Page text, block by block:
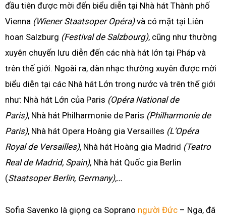
đầu tiên được mời đến biểu diễn tại Nhà hát Thành phố
Vienna (Wiener Staatsoper Opéra)và có mặt tại Liên
hoan Salzburg (Festival de Salzbourg), cũng như thường
xuyên chuyến lưu diễn đến các nhà hát lớn tại Pháp và
trên thế giới. Ngoài ra, dàn nhạc thường xuyên được mời
biểu diễn tại các Nhà hát Lớn trong nước và trên thế giới
như: Nhà hát Lớn của Paris (Opéra National de
Paris), Nhà hát Philharmonie de Paris (Philharmonie de
Paris), Nhà hát Opera Hoàng gia Versailles (L’Opéra
Royal de Versailles), Nhà hát Hoàng gia Madrid (Teatro
Real de Madrid, Spain), Nhà hát Quốc gia Berlin
(Staatsoper Berlin, Germany),…
Sofia Savenko là giọng ca Soprano người Đức – Nga, đã